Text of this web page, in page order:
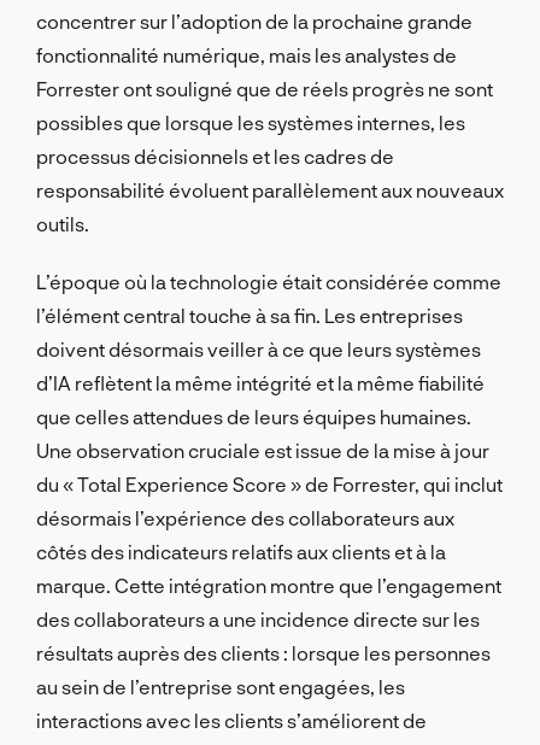
concentrer sur l’adoption de la prochaine grande
fonctionnalité numérique, mais les analystes de
Forrester ont souligné que de réels progrès ne sont
possibles que lorsque les systèmes internes, les
processus décisionnels et les cadres de
responsabilité évoluent parallèlement aux nouveaux
outils.
L’époque où la technologie était considérée comme
l’élément central touche à sa fin. Les entreprises
doivent désormais veiller à ce que leurs systèmes
d’IA reflètent la même intégrité et la même fiabilité
que celles attendues de leurs équipes humaines.
Une observation cruciale est issue de la mise à jour
du « Total Experience Score » de Forrester, qui inclut
désormais l’expérience des collaborateurs aux
côtés des indicateurs relatifs aux clients et à la
marque. Cette intégration montre que l’engagement
des collaborateurs a une incidence directe sur les
résultats auprès des clients : lorsque les personnes
au sein de l’entreprise sont engagées, les
interactions avec les clients s’améliorent de